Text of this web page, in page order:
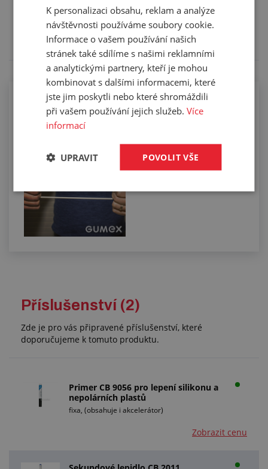
Tento výrobek pro vás upravíme na míru. Konkrétní
specifikaci budete moci upřesnit v poznámce u
objednávky.
Lepení silikonových profilů pro
potravinářství
Příslušenství (2)
Zde je pro vás připravené příslušenství, které
doporučujeme k tomuto produktu.
Primer CB 9056 pro lepení silikonu a
nepolárních plastů
fixa, (obsahuje i akcelerátor)
Zobrazit cenu
K personalizaci obsahu, reklam a analýze
návštěvnosti používáme soubory cookie.
Informace o vašem používání našich
stránek také sdílíme s našimi reklamními
a analytickými partnery, kteří je mohou
kombinovat s dalšími informacemi, které
jste jim poskytli nebo které shromáždili
při vašem používání jejich služeb.Více
informací
POVOLIT VŠE
UPRAVIT